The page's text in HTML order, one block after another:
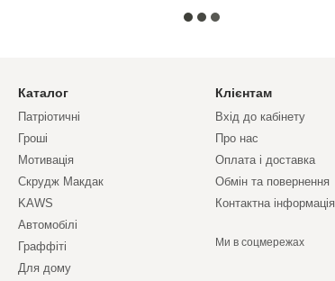
Каталог
Патріотичні
Гроші
Мотивація
Скрудж Макдак
KAWS
Автомобілі
Граффіті
Для дому
Клієнтам
Вхід до кабінету
Про нас
Оплата і доставка
Обмін та повернення
Контактна інформація
Ми в соцмережах